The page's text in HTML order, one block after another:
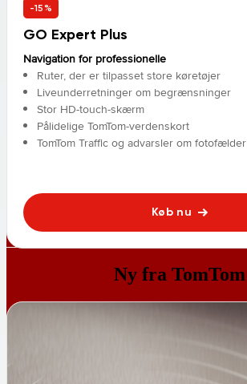
-15%
GO Expert Plus
Navigation for professionelle
Ruter, der er tilpasset store køretøjer
Liveunderretninger om begrænsninger
Stor HD-touch-skærm
Pålidelige TomTom-verdenskort
TomTom Traffic og advarsler om fotofælder
Køb nu
Ny fra TomTom